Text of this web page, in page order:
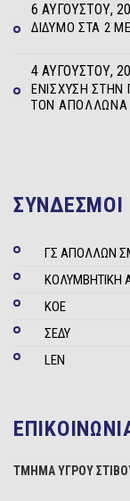
ΔΊΔΥΜΟ ΣΤΑ 2
6 ΑΥΓΟΎΣΤΟΥ,
ΕΝΊΣΧΥΣΗ ΣΤΗΝ
ΤΟΝ ΑΠΌΛΛΩΝΑ
4 ΑΥΓΟΎΣΤΟΥ,
ΣΥΝΔΕΣΜΟΙ
ΓΣ ΑΠΟΛΛΩΝ
ΚΟΛΥΜΒΗΤΙΚΗ
ΚΟΕ
ΣΕΔΥ
LEN
ΤΜΗΜΑ ΥΓΡΟΥ